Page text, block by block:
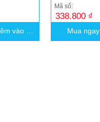
Thêm vào giỏ
Mã số:
338.800 ₫
Mua ngay